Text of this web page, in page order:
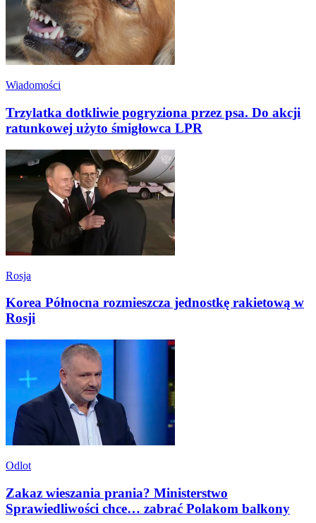
Wiadomości
Trzylatka dotkliwie pogryziona przez psa. Do akcji
ratunkowej użyto śmigłowca LPR
Rosja
Korea Północna rozmieszcza jednostkę rakietową w
Rosji
Odlot
Zakaz wieszania prania? Ministerstwo
Sprawiedliwości chce… zabrać Polakom balkony